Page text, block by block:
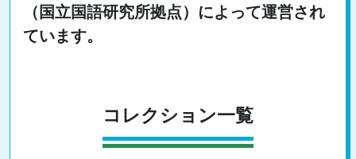
（国立国語研究所拠点）によって運営され
ています。
コレクション一覧